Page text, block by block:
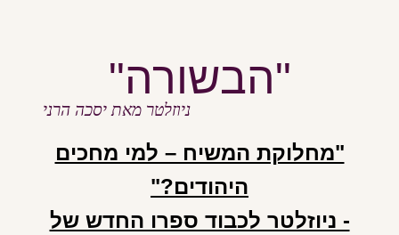
"הבשורה"
ניוזלטר מאת יסכה הרני
"מחלוקת המשיח – למי מחכים
היהודים?"
- ניוזלטר לכבוד ספרו החדש של